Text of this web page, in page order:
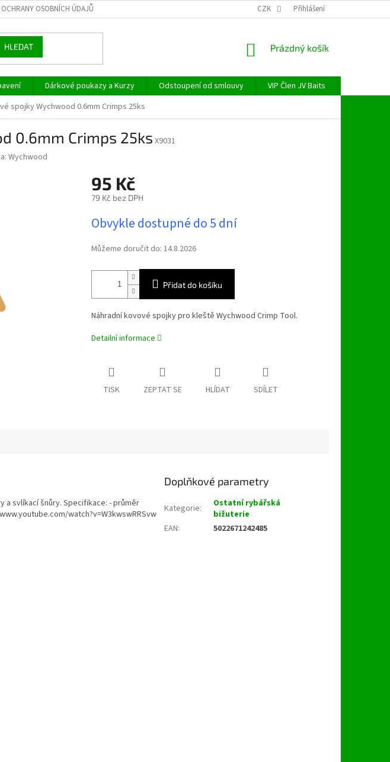
OSOBNÍCH ÚDAJŮ CZK Přihlášení
HLEDAT
NÁKUPNÍ
Prázdný košík
Dárkové poukazy a Kurzy Odstoupení od smlouvy VIP Člen JV Baits
spojky Wychwood 0.6mm Crimps 25ks
0.6mm Crimps 25ksX9031
Wychwood
95 Kč
79 Kč bez DPH
cena:
Obvykle dostupné do 5 dní
Můžeme doručit do: 14.8.2026
Přidat do košíku
Náhradní kovové spojky pro kleště Wychwood Crimp Tool.
Detailní informace
TISK ZEPTAT SE HLÍDAT SDÍLET
svlíkací šnůry. Specifikace: - průměr
watch?v=W3kwswRRSvw
Doplňkové parametry
Kategorie:
Ostatní rybářská
bižuterie
EAN: 5022671242485